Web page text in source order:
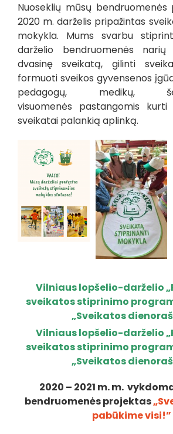
Nuoseklių mūsų bendruomenės
2020 m. darželis pripažintas
mokykla. Mums svarbu
darželio bendruomenės
dvasinę sveikatą, gilinti
formuoti sveikos gyvensenos
pedagogų, medikų,
visuomenės pastangomis
sveikatai palankią aplinką.
Vilniaus lopšelio-darželio
sveikatos stiprinimo
„Sveikatos
Vilniaus lopšelio-darželio
sveikatos stiprinimo
„Sveikatos
2020 – 2021 m. m.
bendruomenės projektas
pabūkime visi!”